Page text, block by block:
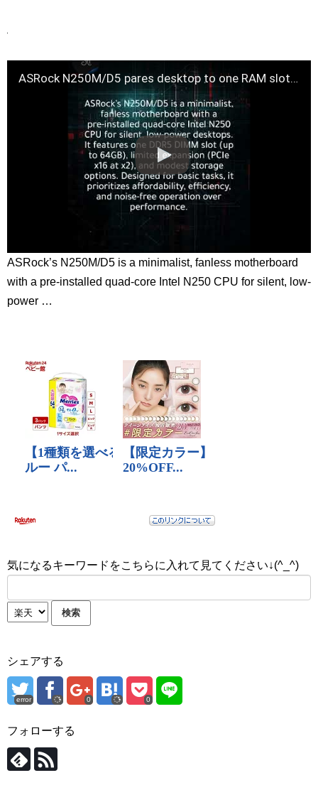
ASRock N250M/D5 pares desktop to one RAM slot, one SSD, fanless silent build design
ASRock’s N250M/D5 is a minimalist, fanless motherboard
with a pre-installed quad-core Intel N250 CPU for silent, low-
power …
気になるキーワードをこちらに入れて見てください↓(^_^)
シェアする
error 0 0
フォローする